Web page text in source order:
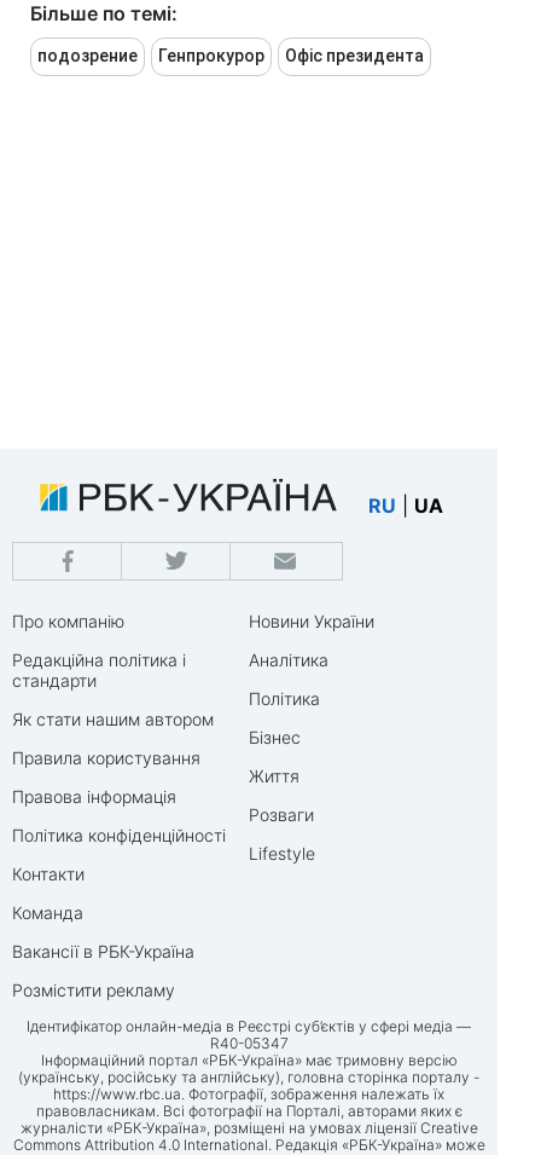
Більше по темі:
подозрение Генпрокурор Офіс президента
RU UA
Про компанію
Редакційна політика і
стандарти
Як стати нашим автором
Правила користування
Правова інформація
Політика конфіденційності
Контакти
Команда
Вакансії в РБК-Україна
Розмістити рекламу
Новини України
Аналітика
Політика
Бізнес
Життя
Розваги
Lifestyle
Ідентифікатор онлайн-медіа в Реєстрі суб’єктів у сфері медіа —
R40-05347
Інформаційний портал «РБК-Україна» має тримовну версію
(українську, російську та англійську), головна сторінка порталу -
https://www.rbc.ua. Фотографії, зображення належать їх
правовласникам. Всі фотографії на Порталі, авторами яких є
журналісти «РБК-Україна», розміщені на умовах ліцензії Creative
Commons Attribution 4.0 International. Редакція «РБК-Україна» може